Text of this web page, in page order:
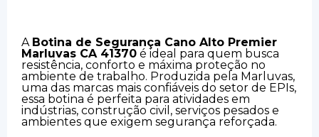
A Botina de Segurança Cano Alto Premier
Marluvas CA 41370 é ideal para quem busca
resistência, conforto e máxima proteção no
ambiente de trabalho. Produzida pela Marluvas,
uma das marcas mais confiáveis do setor de EPIs,
essa botina é perfeita para atividades em
indústrias, construção civil, serviços pesados e
ambientes que exigem segurança reforçada.